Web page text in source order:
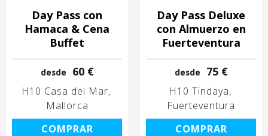
Day Pass con
Hamaca & Cena
Buffet
desde 60 €
H10 Casa del Mar
Mallorca
COMPRAR
Day Pass Deluxe
con Almuerzo en
Fuerteventura
desde 75 €
H10 Tindaya
Fuerteventura
COMPRAR